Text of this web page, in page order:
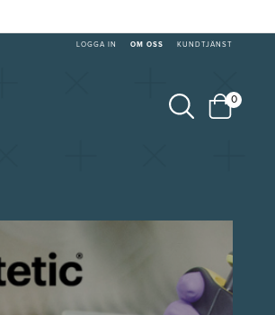
LOGGA IN OM OSS KUNDTJÄNST
0